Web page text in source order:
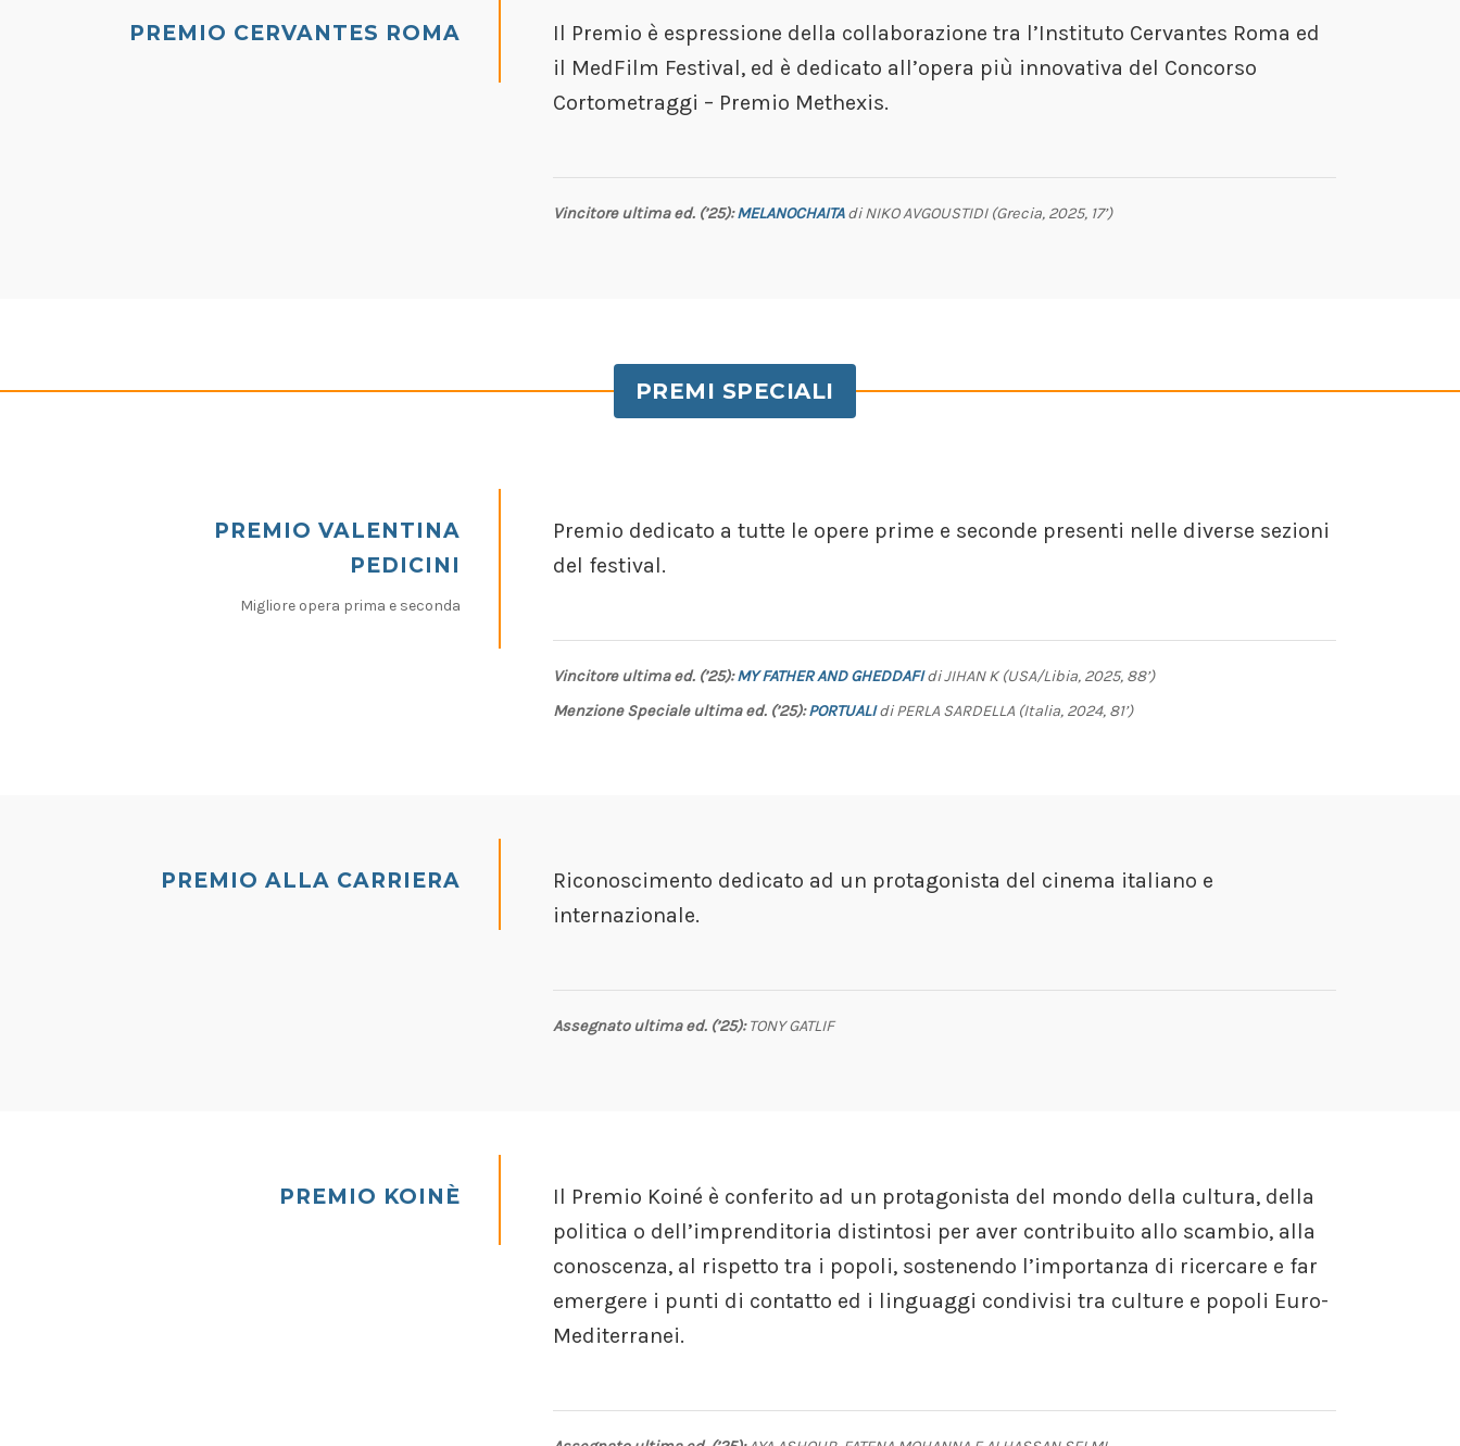
PREMIO CERVANTES ROMA
Il Premio è espressione della collaborazione tra l’Instituto Cervantes Roma ed
il MedFilm Festival, ed è dedicato all’opera più innovativa del Concorso
Cortometraggi – Premio Methexis.
Vincitore ultima ed. (’25):MELANOCHAITAdi NIKO AVGOUSTIDI (Grecia, 2025, 17’)
PREMI SPECIALI
PREMIO VALENTINA
PEDICINI
Migliore opera prima e seconda
Premio dedicato a tutte le opere prime e seconde presenti nelle diverse sezioni
del festival.
Vincitore ultima ed. (’25):MY FATHER AND GHEDDAFIdi JIHAN K (USA/Libia, 2025, 88’)
Menzione Speciale ultima ed. (’25):PORTUALIdi PERLA SARDELLA (Italia, 2024, 81’)
PREMIO ALLA CARRIERA
Riconoscimento dedicato ad un protagonista del cinema italiano e
internazionale.
Assegnato ultima ed. (’25):TONY GATLIF
PREMIO KOINÈ
Il Premio Koiné è conferito ad un protagonista del mondo della cultura, della
politica o dell’imprenditoria distintosi per aver contribuito allo scambio, alla
conoscenza, al rispetto tra i popoli, sostenendo l’importanza di ricercare e far
emergere i punti di contatto ed i linguaggi condivisi tra culture e popoli Euro-
Mediterranei.